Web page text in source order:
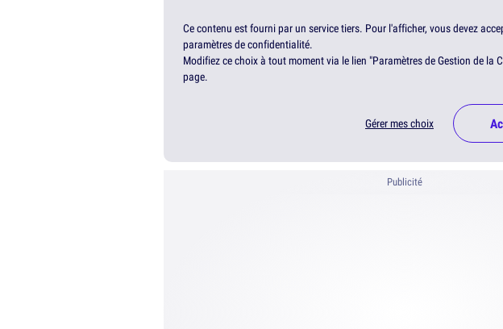
Ce contenu est fourni par un service tiers. Pour l'afficher, vous devez
paramètres de confidentialité.
Modifiez ce choix à tout moment via le lien "Paramètres de Gestion de la
page.
Gérer mes choix
Publicité